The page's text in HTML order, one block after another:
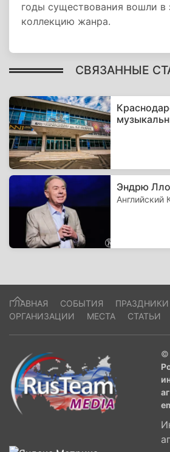
годы существования вошли в
коллекцию жанра.
СВЯЗАННЫЕ
Эндрю
Английский
ГЛАВНАЯ СОБЫТИЯ ПРАЗДНИКИ
ОРГАНИЗАЦИИ
МЕСТА СТАТЬИ
©